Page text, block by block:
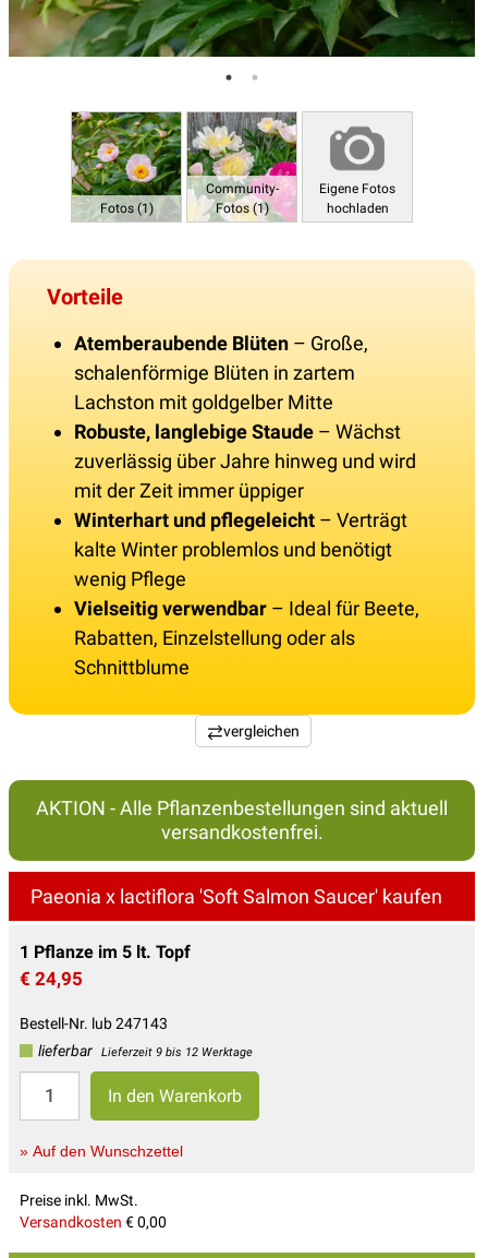
Fotos (1)
Community-
Fotos (1)
Eigene Fotos
hochladen
Vorteile
Atemberaubende Blüten – Große,
schalenförmige Blüten in zartem
Lachston mit goldgelber Mitte
Robuste, langlebige Staude – Wächst
zuverlässig über Jahre hinweg und wird
mit der Zeit immer üppiger
Winterhart und pflegeleicht – Verträgt
kalte Winter problemlos und benötigt
wenig Pflege
Vielseitig verwendbar – Ideal für Beete,
Rabatten, Einzelstellung oder als
Schnittblume
vergleichen
AKTION - Alle Pflanzenbestellungen sind aktuell
versandkostenfrei.
Paeonia x lactiflora 'Soft Salmon Saucer' kaufen
1 Pflanze im 5 lt. Topf
€ 24,95
Bestell-Nr. lub 247143
lieferbar
Lieferzeit 9 bis 12 Werktage
» Auf den Wunschzettel
Preise inkl. MwSt.
Versandkosten € 0,00